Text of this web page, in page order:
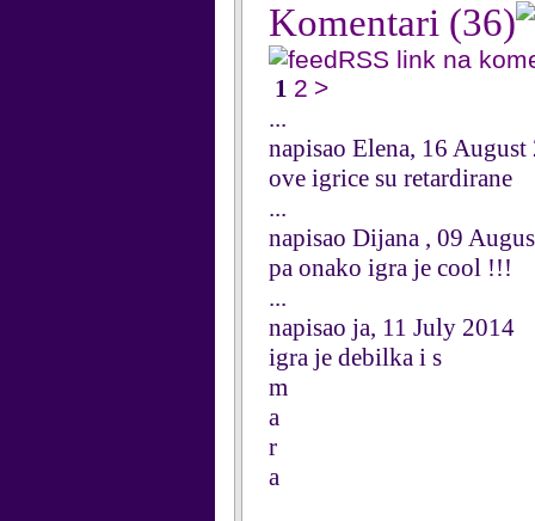
Komentari (36)
RSS link na
1 2 >
...
napisao Elena, 16 August
ove igrice su retardirane
...
napisao Dijana , 09
pa onako igra je cool !!!
...
napisao ja, 11 July 2014
igra je debilka i s
m
a
r
a